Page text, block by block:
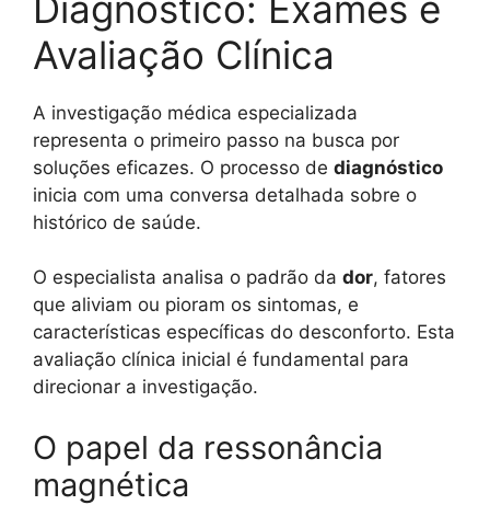
Avaliação Clínica
A investigação médica especializada
representa o primeiro passo na busca por
soluções eficazes. O processo de diagnóstico
inicia com uma conversa detalhada sobre o
histórico de saúde.
O especialista analisa o padrão da dor, fatores
que aliviam ou pioram os sintomas, e
características específicas do desconforto. Esta
avaliação clínica inicial é fundamental para
direcionar a investigação.
O papel da ressonância
magnética